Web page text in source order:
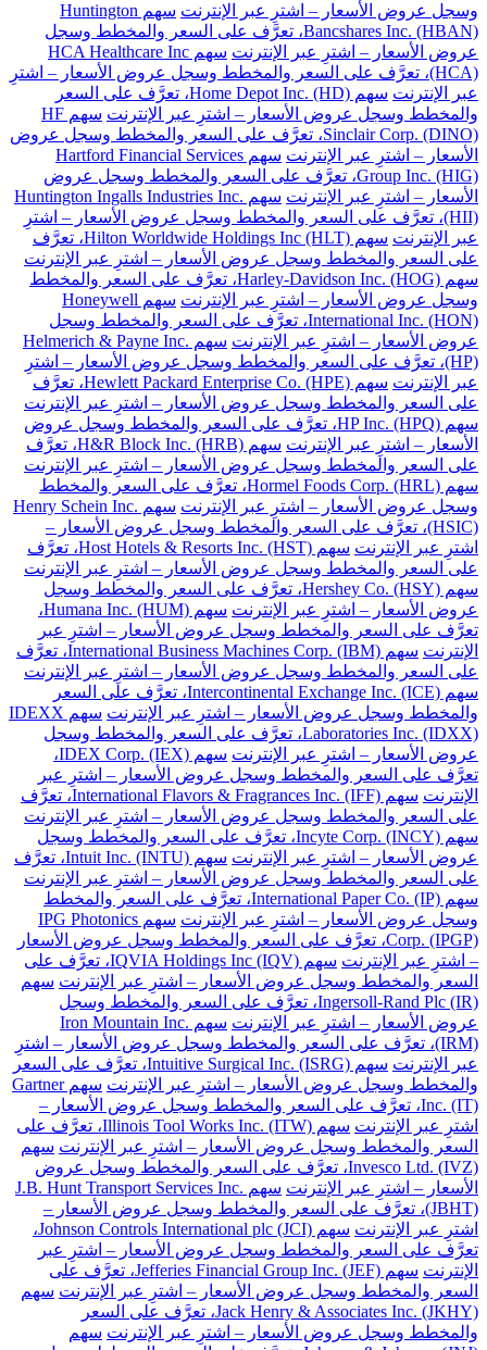
وسجل عروض الأسعار – اشترِ عبر الإنترنت
سهم Huntington
Bancshares Inc. (HBAN)، تعرَّف على السعر والمخطط وسجل
عروض الأسعار – اشترِ عبر الإنترنت
سهم HCA Healthcare Inc
(HCA)، تعرَّف على السعر والمخطط وسجل عروض الأسعار – اشترِ
عبر الإنترنت
سهم Home Depot Inc. (HD)، تعرَّف على السعر
والمخطط وسجل عروض الأسعار – اشترِ عبر الإنترنت
سهم HF
Sinclair Corp. (DINO)، تعرَّف على السعر والمخطط وسجل عروض
الأسعار – اشترِ عبر الإنترنت
سهم Hartford Financial Services
Group Inc. (HIG)، تعرَّف على السعر والمخطط وسجل عروض
الأسعار – اشترِ عبر الإنترنت
سهم Huntington Ingalls Industries Inc.
(HII)، تعرَّف على السعر والمخطط وسجل عروض الأسعار – اشترِ
عبر الإنترنت
سهم Hilton Worldwide Holdings Inc (HLT)، تعرَّف
على السعر والمخطط وسجل عروض الأسعار – اشترِ عبر الإنترنت
سهم Harley-Davidson Inc. (HOG)، تعرَّف على السعر والمخطط
وسجل عروض الأسعار – اشترِ عبر الإنترنت
سهم Honeywell
International Inc. (HON)، تعرَّف على السعر والمخطط وسجل
عروض الأسعار – اشترِ عبر الإنترنت
سهم Helmerich & Payne Inc.
(HP)، تعرَّف على السعر والمخطط وسجل عروض الأسعار – اشترِ
عبر الإنترنت
سهم Hewlett Packard Enterprise Co. (HPE)، تعرَّف
على السعر والمخطط وسجل عروض الأسعار – اشترِ عبر الإنترنت
سهم HP Inc. (HPQ)، تعرَّف على السعر والمخطط وسجل عروض
الأسعار – اشترِ عبر الإنترنت
سهم H&R Block Inc. (HRB)، تعرَّف
على السعر والمخطط وسجل عروض الأسعار – اشترِ عبر الإنترنت
سهم Hormel Foods Corp. (HRL)، تعرَّف على السعر والمخطط
وسجل عروض الأسعار – اشترِ عبر الإنترنت
سهم Henry Schein Inc.
(HSIC)، تعرَّف على السعر والمخطط وسجل عروض الأسعار –
اشترِ عبر الإنترنت
سهم Host Hotels & Resorts Inc. (HST)، تعرَّف
على السعر والمخطط وسجل عروض الأسعار – اشترِ عبر الإنترنت
سهم Hershey Co. (HSY)، تعرَّف على السعر والمخطط وسجل
عروض الأسعار – اشترِ عبر الإنترنت
سهم Humana Inc. (HUM)،
تعرَّف على السعر والمخطط وسجل عروض الأسعار – اشترِ عبر
الإنترنت
سهم International Business Machines Corp. (IBM)، تعرَّف
على السعر والمخطط وسجل عروض الأسعار – اشترِ عبر الإنترنت
سهم Intercontinental Exchange Inc. (ICE)، تعرَّف على السعر
والمخطط وسجل عروض الأسعار – اشترِ عبر الإنترنت
سهم IDEXX
Laboratories Inc. (IDXX)، تعرَّف على السعر والمخطط وسجل
عروض الأسعار – اشترِ عبر الإنترنت
سهم IDEX Corp. (IEX)،
تعرَّف على السعر والمخطط وسجل عروض الأسعار – اشترِ عبر
الإنترنت
سهم International Flavors & Fragrances Inc. (IFF)، تعرَّف
على السعر والمخطط وسجل عروض الأسعار – اشترِ عبر الإنترنت
سهم Incyte Corp. (INCY)، تعرَّف على السعر والمخطط وسجل
عروض الأسعار – اشترِ عبر الإنترنت
سهم Intuit Inc. (INTU)، تعرَّف
على السعر والمخطط وسجل عروض الأسعار – اشترِ عبر الإنترنت
سهم International Paper Co. (IP)، تعرَّف على السعر والمخطط
وسجل عروض الأسعار – اشترِ عبر الإنترنت
سهم IPG Photonics
Corp. (IPGP)، تعرَّف على السعر والمخطط وسجل عروض الأسعار
– اشترِ عبر الإنترنت
سهم IQVIA Holdings Inc (IQV)، تعرَّف على
السعر والمخطط وسجل عروض الأسعار – اشترِ عبر الإنترنت سهم
Ingersoll-Rand Plc (IR)، تعرَّف على السعر والمخطط وسجل
عروض الأسعار – اشترِ عبر الإنترنت
سهم Iron Mountain Inc.
(IRM)، تعرَّف على السعر والمخطط وسجل عروض الأسعار – اشترِ
عبر الإنترنت
سهم Intuitive Surgical Inc. (ISRG)، تعرَّف على السعر
والمخطط وسجل عروض الأسعار – اشترِ عبر الإنترنت
سهم Gartner
Inc. (IT)، تعرَّف على السعر والمخطط وسجل عروض الأسعار –
اشترِ عبر الإنترنت
سهم Illinois Tool Works Inc. (ITW)، تعرَّف على
السعر والمخطط وسجل عروض الأسعار – اشترِ عبر الإنترنت سهم
Invesco Ltd. (IVZ)، تعرَّف على السعر والمخطط وسجل عروض
الأسعار – اشترِ عبر الإنترنت
سهم J.B. Hunt Transport Services Inc.
(JBHT)، تعرَّف على السعر والمخطط وسجل عروض الأسعار –
اشترِ عبر الإنترنت
سهم Johnson Controls International plc (JCI)،
تعرَّف على السعر والمخطط وسجل عروض الأسعار – اشترِ عبر
الإنترنت
سهم Jefferies Financial Group Inc. (JEF)، تعرَّف على
السعر والمخطط وسجل عروض الأسعار – اشترِ عبر الإنترنت سهم
Jack Henry & Associates Inc. (JKHY)، تعرَّف على السعر
والمخطط وسجل عروض الأسعار – اشترِ عبر الإنترنت سهم